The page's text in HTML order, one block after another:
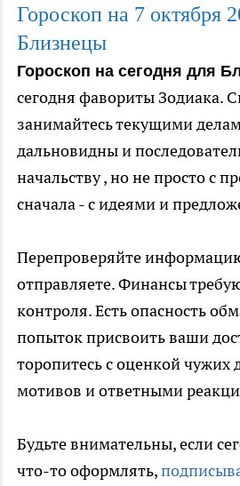
Гороскоп на 7 октября
Близнецы
Гороскоп на сегодня для
сегодня фавориты Зодиака.
занимайтесь текущими
дальновидны и
начальству , но не просто с
сначала - с идеями и
Перепроверяйте
отправляете. Финансы
контроля. Есть опасность
попыток присвоить ваши
торопитесь с оценкой чужих
мотивов и ответными
Будьте внимательны, если
что-то оформлять,